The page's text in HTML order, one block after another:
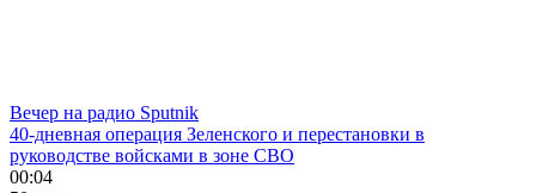
Вечер на радио Sputnik
40-дневная операция Зеленского и перестановки в
руководстве войсками в зоне СВО
00:04